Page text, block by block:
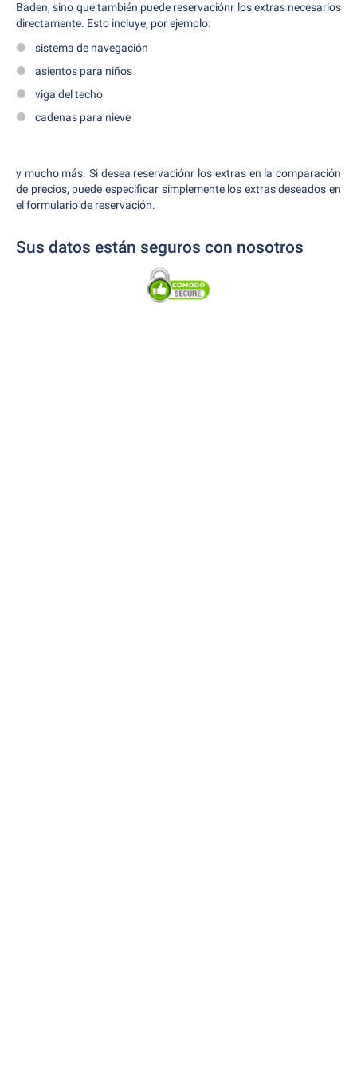
Baden, sino que también puede reservaciónr los extras necesarios
directamente. Esto incluye, por ejemplo:
sistema de navegación
asientos para niños
viga del techo
cadenas para nieve
y mucho más. Si desea reservaciónr los extras en la comparación
de precios, puede especificar simplemente los extras deseados en
el formulario de reservación.
Sus datos están seguros con nosotros